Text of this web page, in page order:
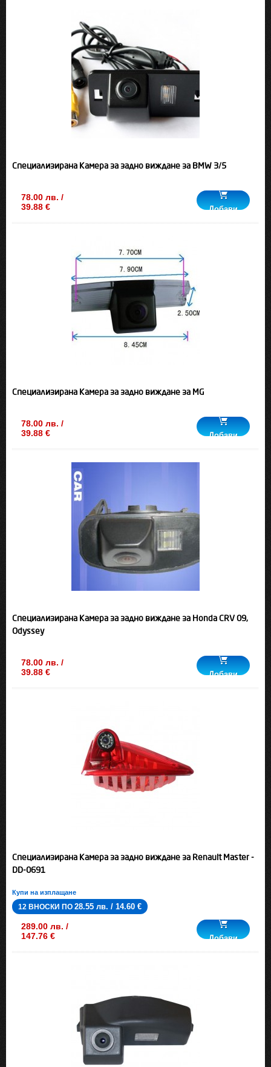
Специализирана Камера за задно виждане за BMW 3/5
78.00 лв. /
39.88 €
Добави
Специализирана Камера за задно виждане за MG
78.00 лв. /
39.88 €
Добави
Специализирана Камера за задно виждане за Honda CRV 09,
Odyssey
78.00 лв. /
39.88 €
Добави
Специализирана Камера за задно виждане за Renault Master -
DD-0691
Купи на изплащане
12 ВНОСКИ ПО 28.55 лв. / 14.60 €
289.00 лв. /
147.76 €
Добави